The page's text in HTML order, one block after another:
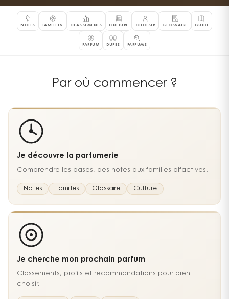
NOTES FAMILLES CLASSEMENTS CULTURE CHOISIR GLOSSAIRE GUIDE
PARFUM DUPES PARFUMS
Par où commencer ?
Je découvre la parfumerie
Comprendre les bases, des notes aux familles olfactives.
Notes Familles Glossaire Culture
Je cherche mon prochain parfum
Classements, profils et recommandations pour bien
choisir.